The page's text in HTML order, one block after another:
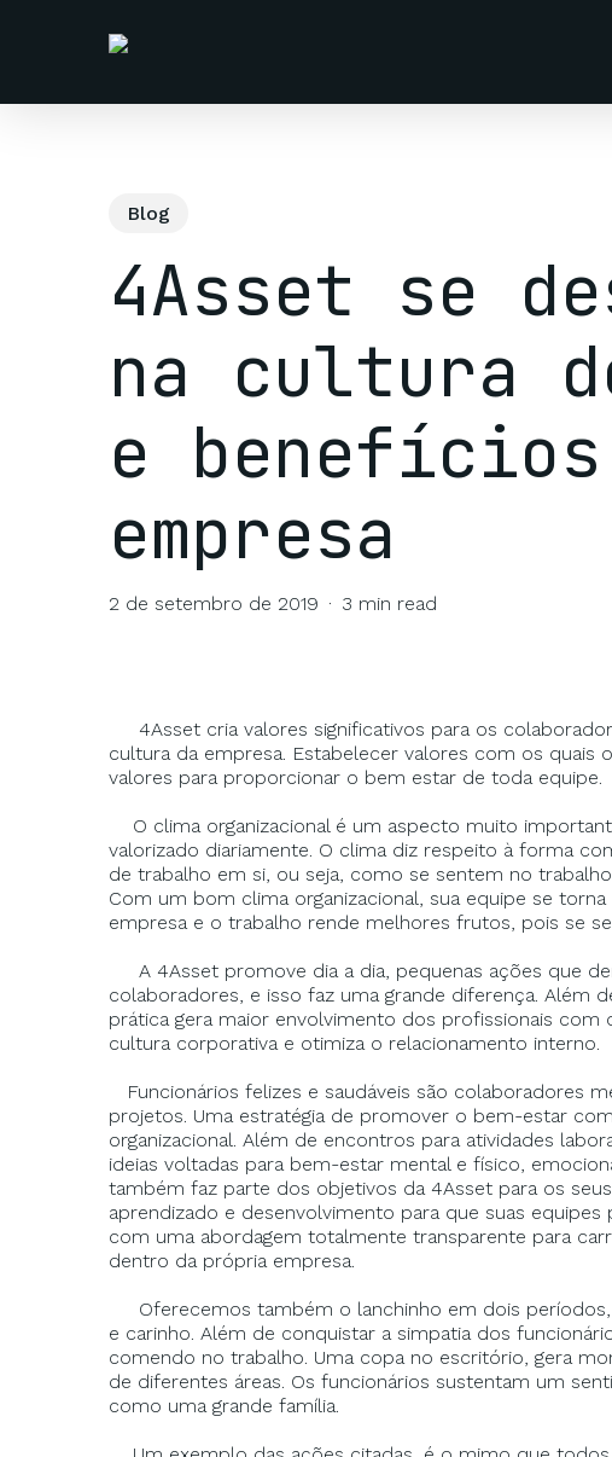
Blog
4Asset se
na cultura
e
empresa
2 de setembro de 2019 3 min read
4Asset cria valores significativos para os
cultura da empresa. Estabelecer valores com os quais
valores para proporcionar o bem estar de toda equipe.
O clima organizacional é um aspecto muito
valorizado diariamente. O clima diz respeito à forma
de trabalho em si, ou seja, como se sentem no
Com um bom clima organizacional, sua equipe se
empresa e o trabalho rende melhores frutos, pois se
A 4Asset promove dia a dia, pequenas ações que
colaboradores, e isso faz uma grande diferença. Além
prática gera maior envolvimento dos profissionais
cultura corporativa e otimiza o relacionamento interno.
Funcionários felizes e saudáveis ​​são colaboradores
projetos. Uma estratégia de promover o bem-estar
organizacional. Além de encontros para atividades
ideias voltadas para bem-estar mental e físico,
também faz parte dos objetivos da 4Asset para os
aprendizado e desenvolvimento para que suas
com uma abordagem totalmente transparente para
dentro da própria empresa.
Oferecemos também o lanchinho em dois
e carinho. Além de conquistar a simpatia dos
comendo no trabalho. Uma copa no escritório, gera
de diferentes áreas. Os funcionários sustentam um
como uma grande família.